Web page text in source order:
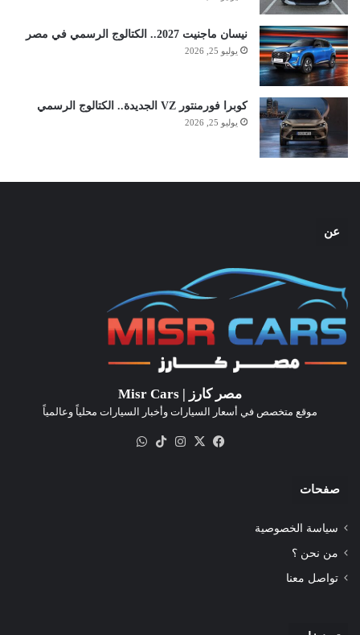
نيسان ماجنيت 2027.. الكتالوج الرسمي في مصر
يوليو 25, 2026
كوبرا فورمنتور VZ الجديدة.. الكتالوج الرسمي
يوليو 25, 2026
عن
مصر كارز | Misr Cars
موقع متخصص في أسعار السيارات وأخبار السيارات محلياً وعالمياً
فيسبوك
‫X انستقرام‫TikTok
صفحات
سياسة الخصوصية
من نحن ؟
تواصل معنا